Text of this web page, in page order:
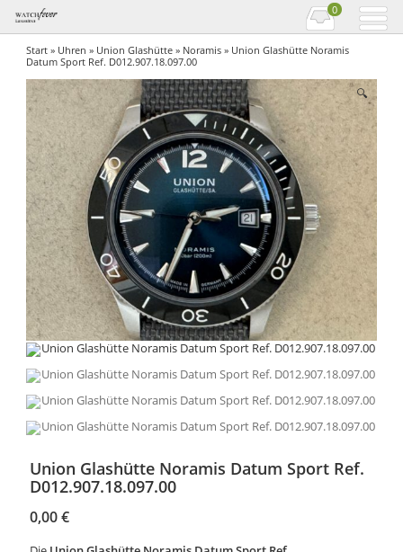
0
Start » Uhren » Union Glashütte » Noramis » Union Glashütte Noramis
Datum Sport Ref. D012.907.18.097.00
🔍
Union Glashütte Noramis Datum Sport Ref.
D012.907.18.097.00
0,00€